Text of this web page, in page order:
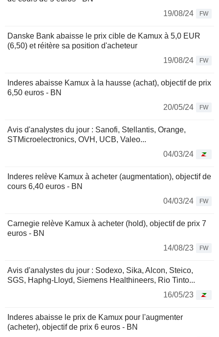
19/08/24
FW
Danske Bank abaisse le prix cible de Kamux à 5,0 EUR
(6,50) et réitère sa position d'acheteur
19/08/24
FW
Inderes abaisse Kamux à la hausse (achat), objectif de prix
6,50 euros - BN
20/05/24
FW
Avis d'analystes du jour : Sanofi, Stellantis, Orange,
STMicroelectronics, OVH, UCB, Valeo...
04/03/24
Inderes relève Kamux à acheter (augmentation), objectif de
cours 6,40 euros - BN
04/03/24
FW
Carnegie relève Kamux à acheter (hold), objectif de prix 7
euros - BN
14/08/23
FW
Avis d'analystes du jour : Sodexo, Sika, Alcon, Steico,
SGS, Haphg-Lloyd, Siemens Healthineers, Rio Tinto...
16/05/23
Inderes abaisse le prix de Kamux pour l'augmenter
(acheter), objectif de prix 6 euros - BN